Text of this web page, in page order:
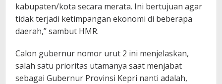
kabupaten/kota secara merata. Ini bertujuan agar
tidak terjadi ketimpangan ekonomi di beberapa
daerah,” sambut HMR.
Calon gubernur nomor urut 2 ini menjelaskan,
salah satu prioritas utamanya saat menjabat
sebagai Gubernur Provinsi Kepri nanti adalah,